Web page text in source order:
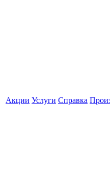
Акции Услуги Справка